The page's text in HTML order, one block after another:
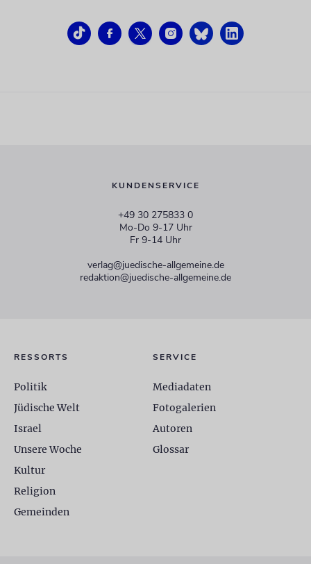
KUNDENSERVICE
+49 30 275833 0
Mo-Do 9-17 Uhr
Fr 9-14 Uhr
verlag@juedische-allgemeine.de
redaktion@juedische-allgemeine.de
RESSORTS
Politik
Jüdische Welt
Israel
Unsere Woche
Kultur
Religion
Gemeinden
SERVICE
Mediadaten
Fotogalerien
Autoren
Glossar